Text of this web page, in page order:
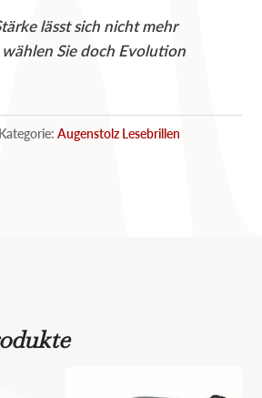
lässt sich nicht mehr
Sie doch Evolution
Kategorie:Augenstolz Lesebrillen